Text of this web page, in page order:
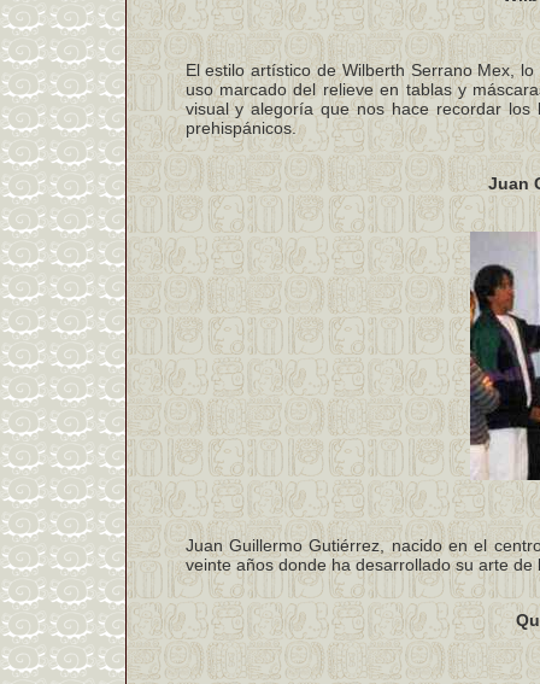
El estilo artístico de Wilberth Serrano Mex,
uso marcado del relieve en tablas y
visual y alegoría que nos hace recordar
prehispánicos.
Juan
Juan Guillermo Gutiérrez, nacido en el
veinte años donde ha desarrollado su arte